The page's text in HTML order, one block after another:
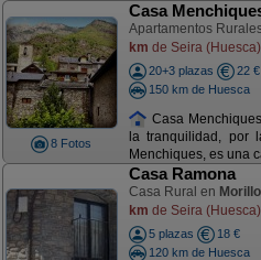
8 Fotos
Casa
Apartamentos
km de Seira (Huesca)
20+3 plazas
22 €
150 km de Huesca
Casa
la tranquilidad, por
Menchiques, es una
Casa Ramona
Casa Rural en
km de Seira (Huesca)
5 plazas
18 €
120 km de Huesca